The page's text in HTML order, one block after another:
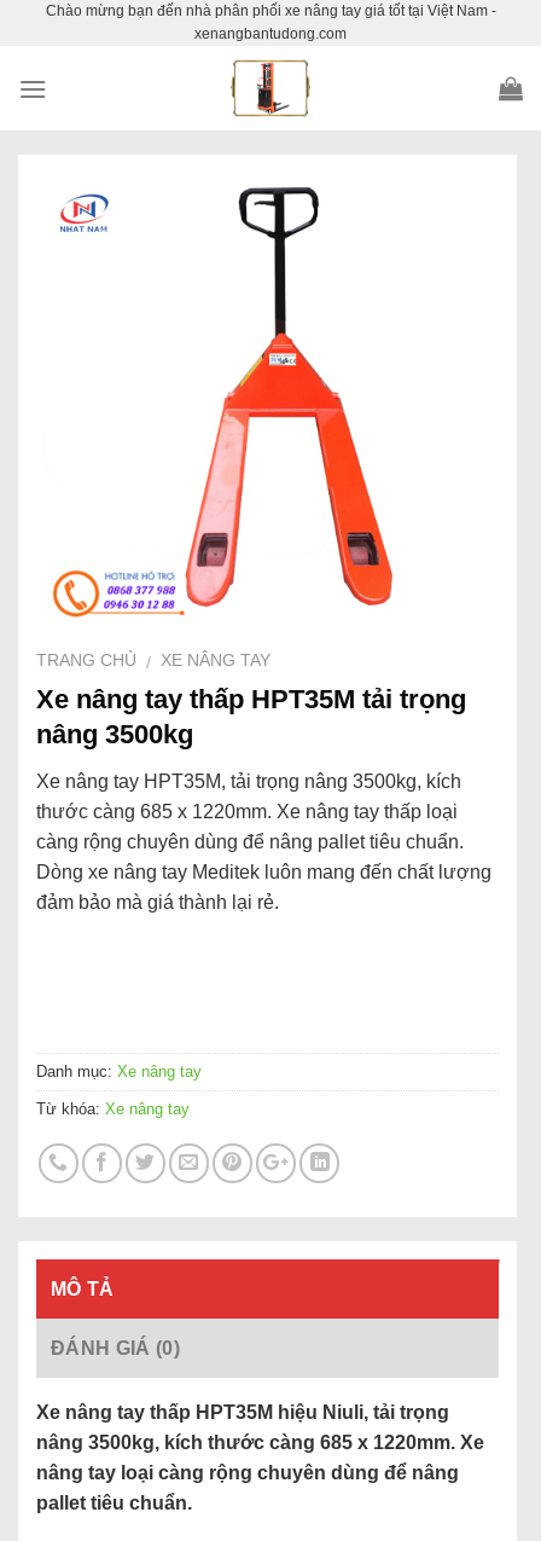
Chào mừng bạn đến nhà phân phối xe nâng tay giá tốt tại Việt Nam -
xenangbantudong.com
TRANG CHỦ / XE NÂNG TAY
Xe nâng tay thấp HPT35M tải trọng
nâng 3500kg
Xe nâng tay HPT35M, tải trọng nâng 3500kg, kích
thước càng 685 x 1220mm. Xe nâng tay thấp loại
càng rộng chuyên dùng để nâng pallet tiêu chuẩn.
Dòng xe nâng tay Meditek luôn mang đến chất lượng
đảm bảo mà giá thành lại rẻ.
Danh mục: Xe nâng tay
Từ khóa: Xe nâng tay
MÔ TẢ
ĐÁNH GIÁ (0)
Xe nâng tay thấp HPT35M hiệu Niuli, tải trọng
nâng 3500kg, kích thước càng 685 x 1220mm. Xe
nâng tay loại càng rộng chuyên dùng để nâng
pallet tiêu chuẩn.